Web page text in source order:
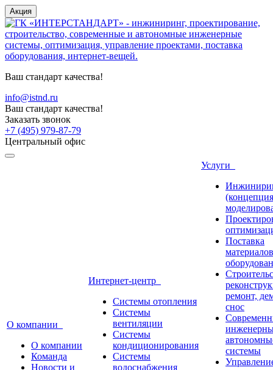
Акция
Ваш стандарт качества!
info@istnd.ru
Ваш стандарт качества!
Заказать звонок
+7 (495) 979-87-79
Центральный офис
О компании
О компании
Команда
Новости и
Интернет-центр
Системы отопления
Системы
вентиляции
Системы
кондиционирования
Системы
водоснабжения
Услуги
Поставка
ремонт,
снос
системы